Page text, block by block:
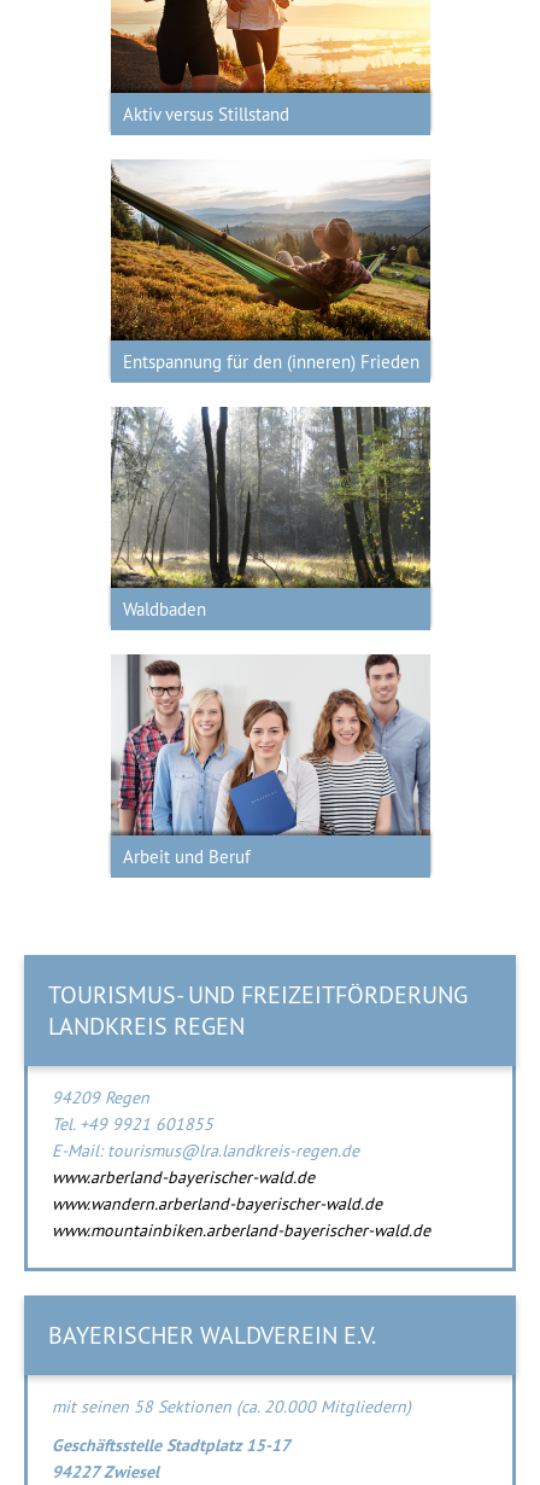
Aktiv versus Stillstand
Entspannung für den (inneren)
Frieden
Entspannung für den (inneren) Frieden
Waldbaden
Waldbaden
Arbeit und Beruf
Arbeit und Beruf
TOURISMUS- UND FREIZEITFÖRDERUNG
LANDKREIS REGEN
94209 Regen
Tel. +49 9921 601855
E-Mail: tourismus@lra.landkreis-regen.de
www.arberland-bayerischer-wald.de
www.wandern.arberland-bayerischer-wald.de
www.mountainbiken.arberland-bayerischer-wald.de
BAYERISCHER WALDVEREIN E.V.
mit seinen 58 Sektionen (ca. 20.000 Mitgliedern)
Geschäftsstelle Stadtplatz 15-17
94227 Zwiesel